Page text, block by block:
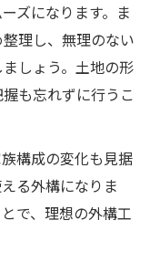
ズになります。ま
理し、無理のない
しょう。土地の形
も忘れずに行うこ
構成の変化も見据
る外構になりま
で、理想の外構工